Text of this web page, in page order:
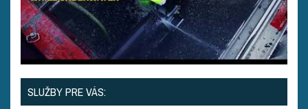
SLUŽBY PRE VÁS: